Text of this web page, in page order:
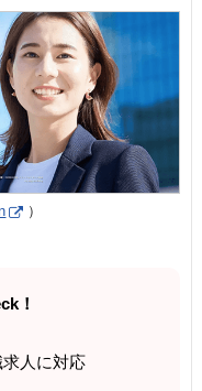
）
！
人に対応